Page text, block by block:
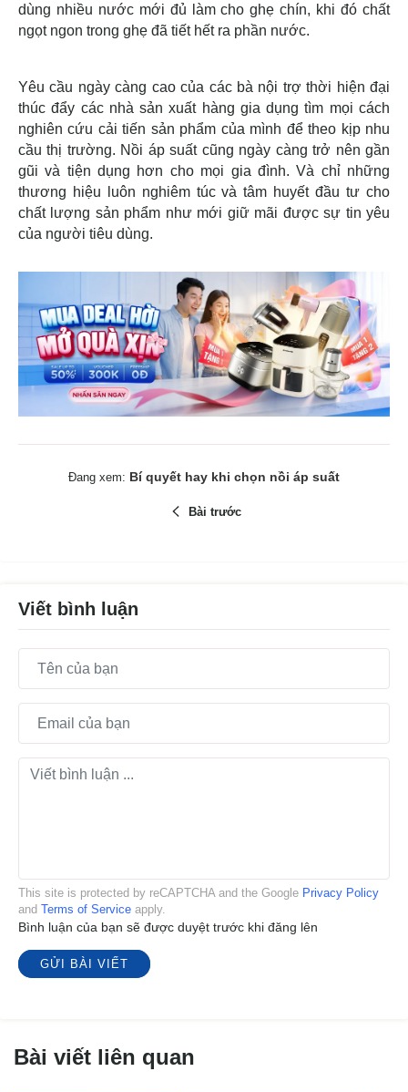
dùng nhiều nước mới đủ làm cho ghẹ chín, khi đó chất
ngọt ngon trong ghẹ đã tiết hết ra phần nước.
Yêu cầu ngày càng cao của các bà nội trợ thời hiện đại
thúc đẩy các nhà sản xuất hàng gia dụng tìm mọi cách
nghiên cứu cải tiến sản phẩm của mình để theo kịp nhu
cầu thị trường. Nồi áp suất cũng ngày càng trở nên gần
gũi và tiện dụng hơn cho mọi gia đình. Và chỉ những
thương hiệu luôn nghiêm túc và tâm huyết đầu tư cho
chất lượng sản phẩm như mới giữ mãi được sự tin yêu
của người tiêu dùng.
Đang xem: Bí quyết hay khi chọn nồi áp suất
Bài trước
Viết bình luận
This site is protected by reCAPTCHA and the Google Privacy Policy
and Terms of Service apply.
Bình luận của bạn sẽ được duyệt trước khi đăng lên
GỬI BÀI VIẾT
Bài viết liên quan